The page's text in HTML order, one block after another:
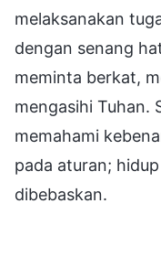
melaksanakan
dengan senang
meminta berkat,
mengasihi Tuhan.
memahami
pada aturan;
dibebaskan.